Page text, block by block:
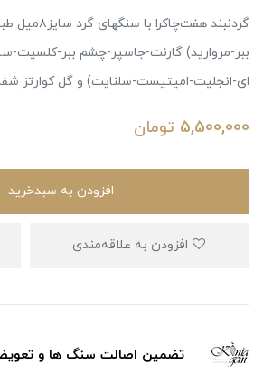
گردنبند
ببر-مروارید) گارنت-جاسپر-چشم ببر-کلسیت-
ای-انجلیت-امیتیست-سلنایت) و گل کوارتز
5,500,000 تومان
افزودن به سبدخرید
تضمین اصالت سنگ ها و